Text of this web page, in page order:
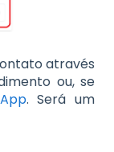
através
ou, se
. Será um